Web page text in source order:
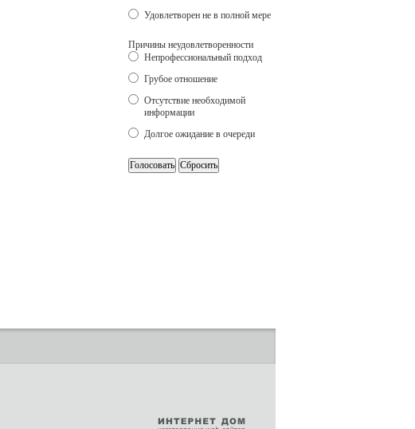
Удовлетворен не в полной мере
Причины неудовлетворенности
Непрофессиональный подход
Грубое отношение
Отсутствие необходимой
информации
Долгое ожидание в очереди